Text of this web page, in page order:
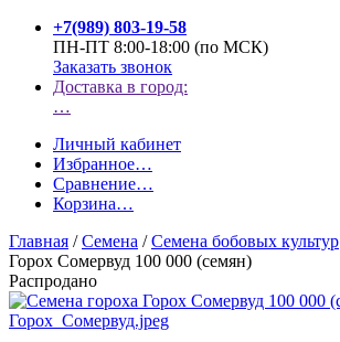
+7(989) 803-19-58
ПН-ПТ 8:00-18:00 (по МСК)
Заказать звонок
Доставка в город:
…
Личный кабинет
Избранное…
Сравнение…
Корзина…
Главная /Семена /Семена бобовых культур
Горох Сомервуд 100 000 (семян)
Распродано